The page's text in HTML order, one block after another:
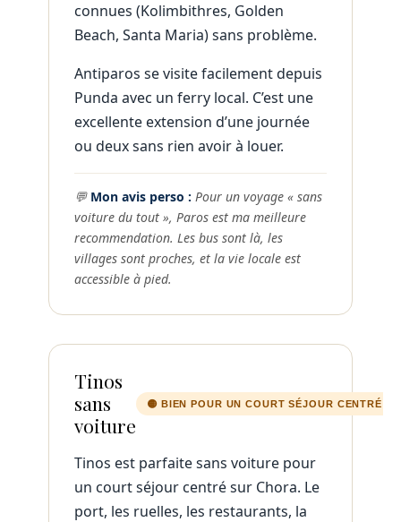
connues (Kolimbithres, Golden
Beach, Santa Maria) sans problème.
Antiparos se visite facilement depuis
Punda avec un ferry local. C’est une
excellente extension d’une journée
ou deux sans rien avoir à louer.
💬 Mon avis perso : Pour un voyage « sans
voiture du tout », Paros est ma meilleure
recommendation. Les bus sont là, les
villages sont proches, et la vie locale est
accessible à pied.
Tinos
sans
voiture
🟡 BIEN POUR UN COURT SÉJOUR CENTRÉ
Tinos est parfaite sans voiture pour
un court séjour centré sur Chora. Le
port, les ruelles, les restaurants, la